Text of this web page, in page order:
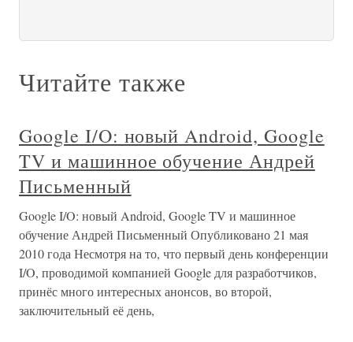
Читайте также
Google I/O: новый Android, Google
TV и машинное обучение Андрей
Письменный
Google I/O: новый Android, Google TV и машинное
обучение Андрей Письменный Опубликовано 21 мая
2010 года Несмотря на то, что первый день конференции
I/O, проводимой компанией Google для разработчиков,
принёс много интересных анонсов, во второй,
заключительный её день,